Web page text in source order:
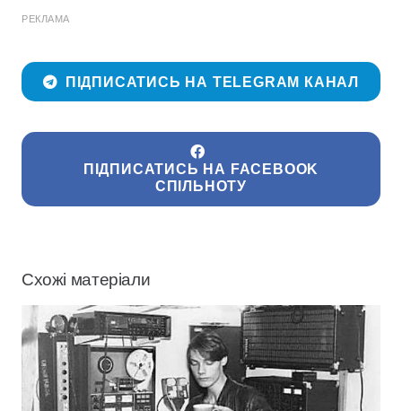
РЕКЛАМА
ПІДПИСАТИСЬ НА TELEGRAM КАНАЛ
ПІДПИСАТИСЬ НА FACEBOOK
СПІЛЬНОТУ
Схожі матеріали